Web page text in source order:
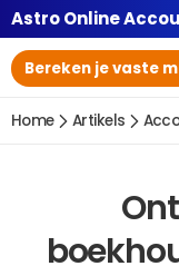
Astro Online
Bereken je vaste
Home Artikels